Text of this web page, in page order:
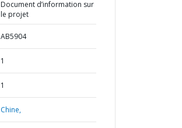
Document d’information sur
le projet
AB5904
1
1
Chine,